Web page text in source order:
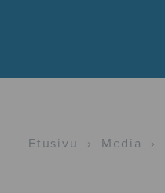
Etusivu › Media ›